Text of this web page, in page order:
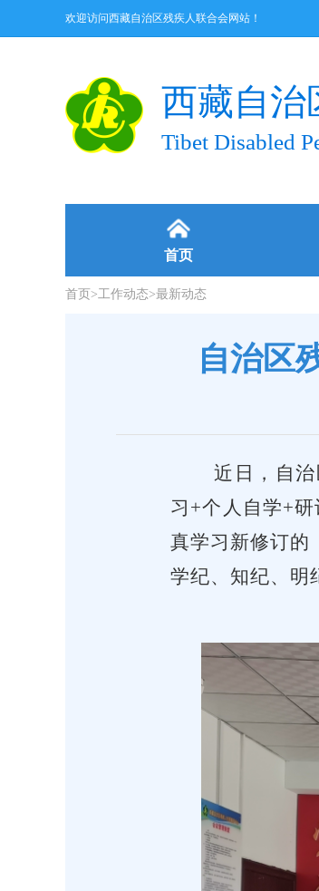
欢迎访问西藏自治区残疾人联合会网站！
西藏自治
Tibet Disabled
首页
首页 >工作动态>最新动态
自治区
近日，自
习+个人自学+
真学习新修订的
学纪、知纪、明